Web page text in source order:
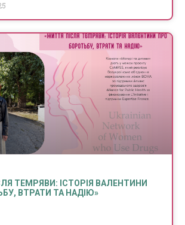
ТЕМРЯВИ: ІСТОРІЯ ВАЛЕНТИНИ
ВТРАТИ ТА НАДІЮ»